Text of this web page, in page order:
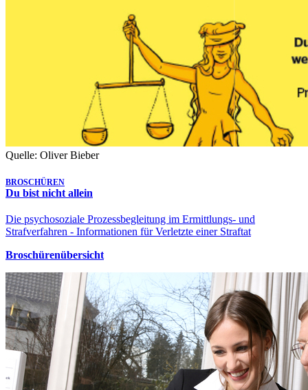
Quelle: Oliver Bieber
BROSCHÜREN
Du bist nicht allein
Die psychosoziale Prozessbegleitung im Ermittlungs- und
Strafverfahren - Informationen für Verletzte einer Straftat
Broschürenübersicht